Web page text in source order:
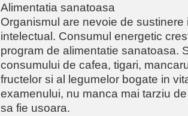
Alimentatia sanatoasa
Organismul are nevoie de
intelectual. Consumul energetic
program de alimentatie sanatoasa.
consumului de cafea, tigari,
fructelor si al legumelor bogate in
examenului, nu manca mai tarziu
sa fie usoara.